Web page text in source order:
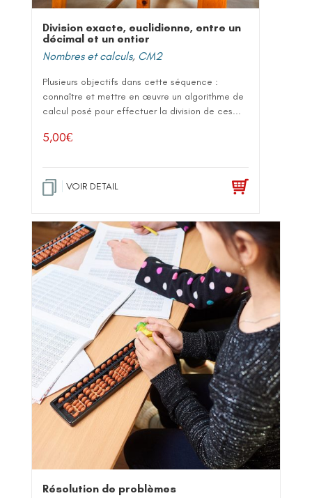
Division exacte, euclidienne, entre un
décimal et un entier
Nombres et calculs, CM2
Plusieurs objectifs dans cette séquence :
connaître et mettre en œuvre un algorithme de
calcul posé pour effectuer la division de ces...
5,00€
VOIR DETAIL
Résolution de problèmes